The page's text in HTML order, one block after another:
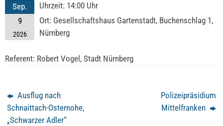
Sep.
9
2026
Uhrzeit: 14:00 Uhr
Ort: Gesellschaftshaus Gartenstadt, Buchenschlag 1,
Nürnberg
Referent: Robert Vogel, Stadt Nürnberg
Ausflug nach
Schnaittach-Osternohe,
„Schwarzer Adler“
Polizeipräsidium
Mittelfranken